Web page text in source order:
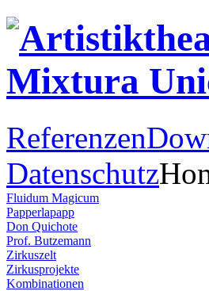
Referenzen
Datenschutz
Fluidum Magicum
Papperlapapp
Don Quichote
Prof. Butzemann
Zirkuszelt
Zirkusprojekte
Kombinationen